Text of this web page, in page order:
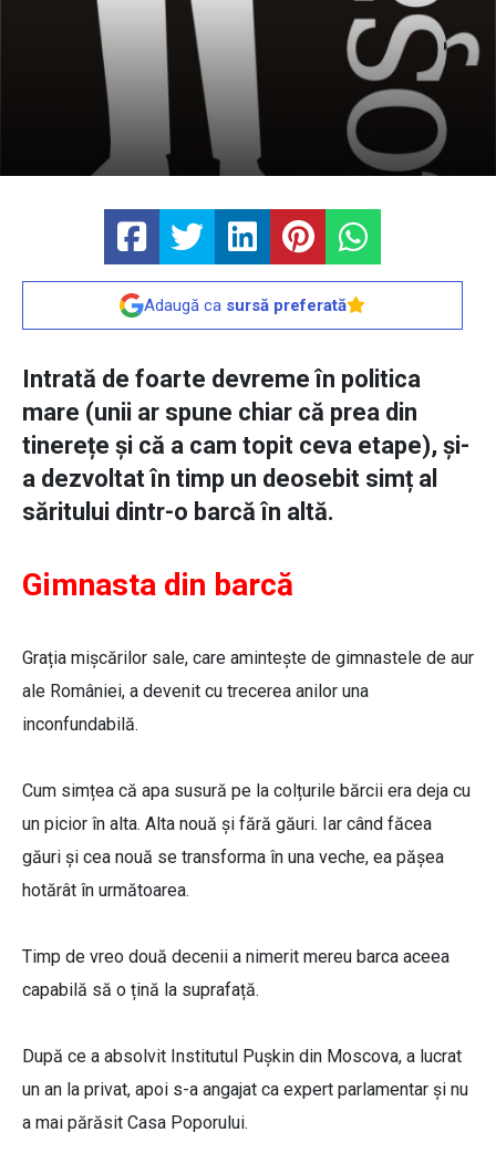
Adaugă ca sursă preferată
Intrată de foarte devreme în politica
mare (unii ar spune chiar că prea din
tinerețe și că a cam topit ceva etape), și-
a dezvoltat în timp un deosebit simț al
săritului dintr-o barcă în altă.
Gimnasta din barcă
Grația mișcărilor sale, care amintește de gimnastele de aur
ale României, a devenit cu trecerea anilor una
inconfundabilă.
Cum simțea că apa susură pe la colțurile bărcii era deja cu
un picior în alta. Alta nouă și fără găuri. Iar când făcea
găuri și cea nouă se transforma în una veche, ea pășea
hotărât în următoarea.
Timp de vreo două decenii a nimerit mereu barca aceea
capabilă să o țină la suprafață.
După ce a absolvit Institutul Pușkin din Moscova, a lucrat
un an la privat, apoi s-a angajat ca expert parlamentar și nu
a mai părăsit Casa Poporului.